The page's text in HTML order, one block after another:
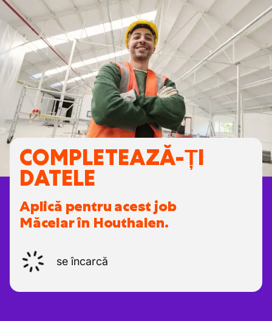
COMPLETEAZĂ-ȚI
DATELE
Aplică pentru acest job
Măcelar în Houthalen.
se încarcă